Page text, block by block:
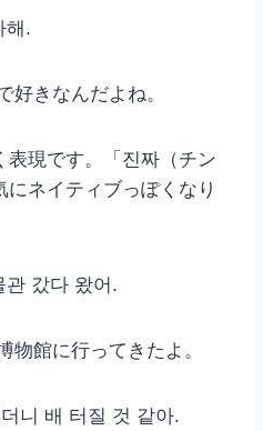
해.
好きなんだよね。
表現です。「진짜（チン
ネイティブっぽくなり
관 갔다 왔어.
物館に行ってきたよ。
니 배 터질 것 같아.